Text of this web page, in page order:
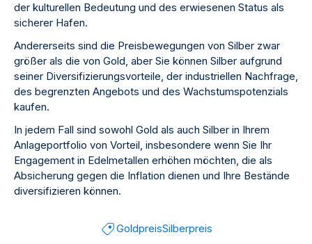
der kulturellen Bedeutung und des erwiesenen Status als
sicherer Hafen.
Andererseits sind die Preisbewegungen von Silber zwar
größer als die von Gold, aber Sie können Silber aufgrund
seiner Diversifizierungsvorteile, der industriellen Nachfrage,
des begrenzten Angebots und des Wachstumspotenzials
kaufen.
In jedem Fall sind sowohl Gold als auch Silber in Ihrem
Anlageportfolio von Vorteil, insbesondere wenn Sie Ihr
Engagement in Edelmetallen erhöhen möchten, die als
Absicherung gegen die Inflation dienen und Ihre Bestände
diversifizieren können.
GoldpreisSilberpreis